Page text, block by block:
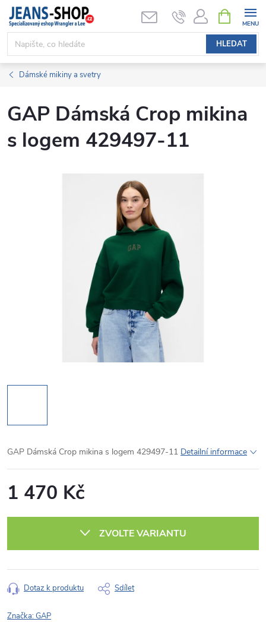
Přejít
obsah
HLEDAT
NÁKUPNÍ
KOŠÍK
Dámské mikiny a svetry
GAP Dámská Crop mikina
s logem 429497-11
GAP Dámská Crop mikina s logem 429497-11 Detailní informace
1 470 Kč
ZVOLTE VARIANTU
Dotaz k produktu Sdílet
Značka:GAP